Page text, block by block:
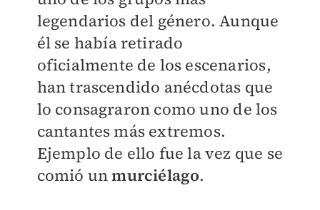
legendarios del género. Aunque
él se había retirado
oficialmente de los escenarios,
han trascendido anécdotas que
lo consagraron como uno de los
cantantes más extremos.
Ejemplo de ello fue la vez que se
comió unmurciélago.